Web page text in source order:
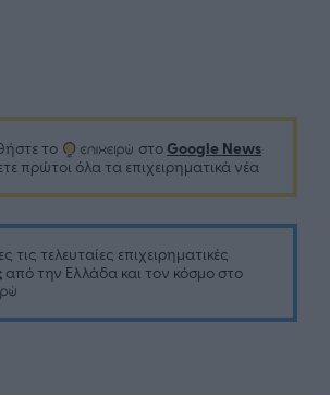
το στο Google News
πρώτοι όλα τα επιχειρηματικά νέα
τις τελευταίες επιχειρηματικές
από την Ελλάδα και τον κόσμο στο